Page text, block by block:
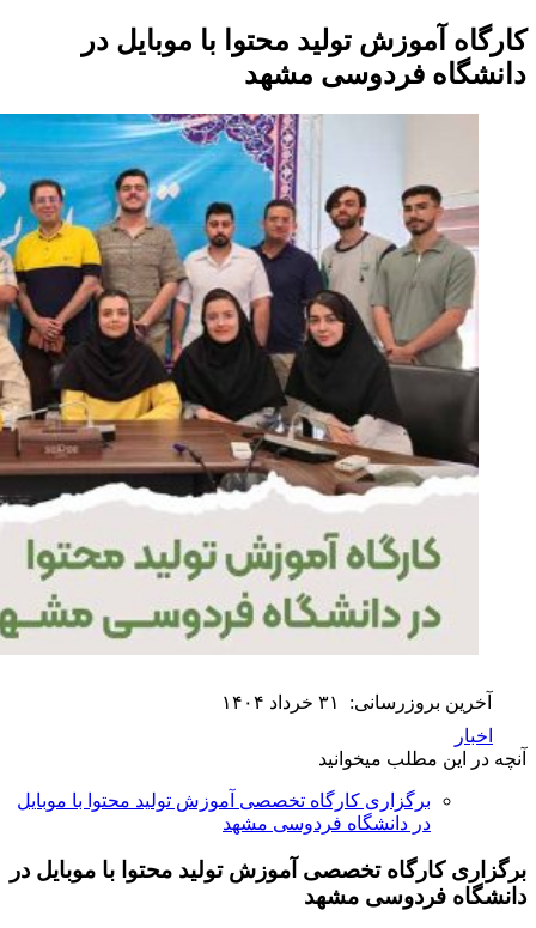
کارگاه آموزش تولید محتوا با موبایل در
دانشگاه فردوسی مشهد
آخرین بروزرسانی:
۳۱ خرداد ۱۴۰۴
اخبار
آنچه در این مطلب میخوانید
برگزاری کارگاه تخصصی آموزش تولید محتوا با موبایل
در دانشگاه فردوسی مشهد
برگزاری کارگاه تخصصی آموزش تولید محتوا با موبایل در
دانشگاه فردوسی مشهد